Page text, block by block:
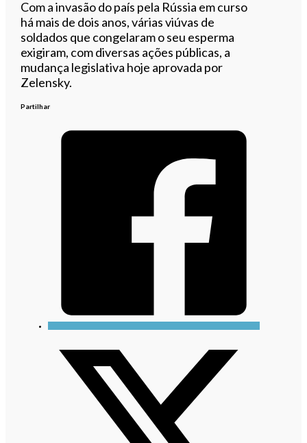
Com a invasão do país pela Rússia em curso
há mais de dois anos, várias viúvas de
soldados que congelaram o seu esperma
exigiram, com diversas ações públicas, a
mudança legislativa hoje aprovada por
Zelensky.
Partilhar